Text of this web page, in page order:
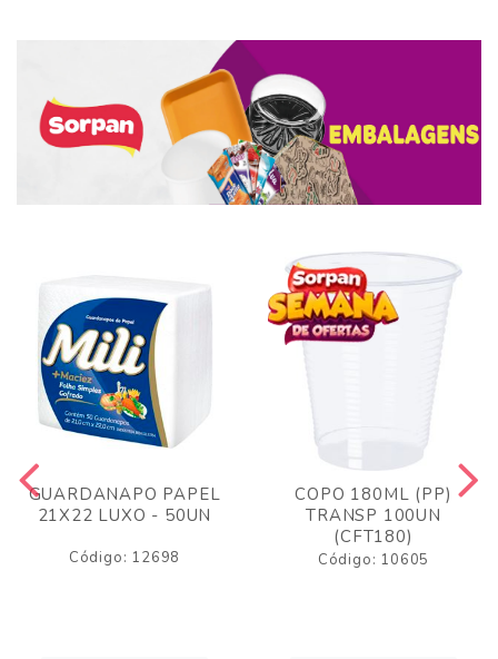
GUARDANAPO PAPEL
21X22 LUXO - 50UN
Código: 12698
COPO 180ML (PP)
TRANSP 100UN
(CFT180)
Código: 10605